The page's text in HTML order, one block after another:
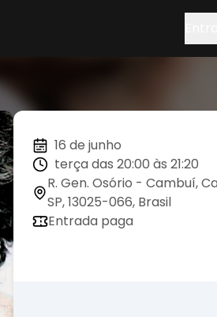
16 de junho
terça das 20:00 às 21:20
R. Gen. Osório - Cambuí,
SP, 13025-066, Brasil
Entrada paga